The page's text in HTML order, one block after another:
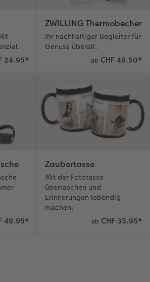
24.95*
ZWILLING Thermobecher
Ihr nachhaltiger Begleiter für
Genuss überall.
ab CHF 49.50*
49.95*
Zaubertasse
Mit der Fototasse
überraschen und
Erinnerungen lebendig
machen.
ab CHF 35.95*